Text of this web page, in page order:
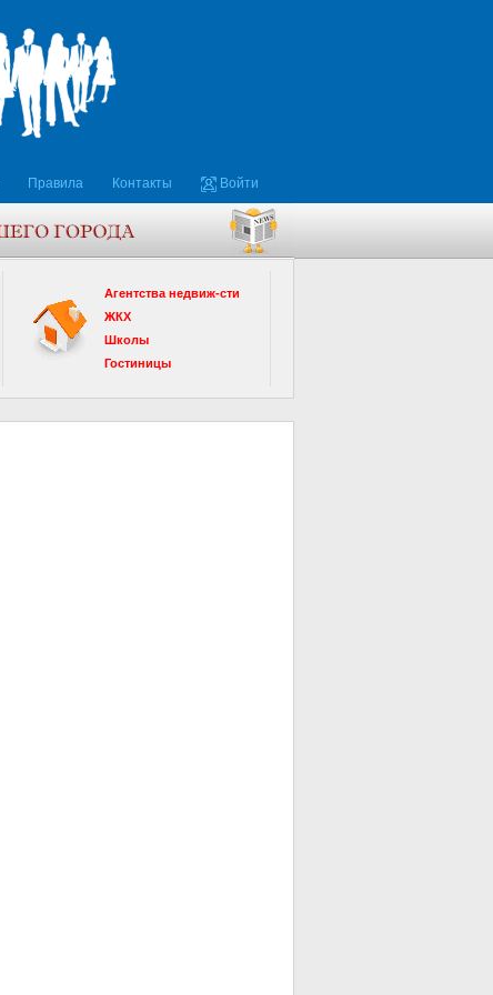
Правила Контакты Войти
Агентства недвиж-сти
ЖКХ
Школы
Гостиницы